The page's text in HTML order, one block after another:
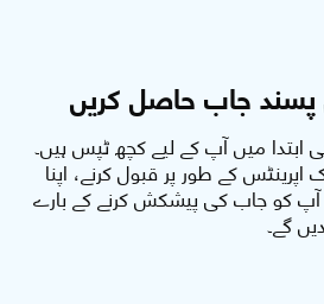
پسند جاب حاصل کریں
ابتدا میں آپ کے لیے کچھ ٹپس ہیں۔
اپرینٹس کے طور پر قبول کرنے، اپنا
آپ کو جاب کی پیشکش کرنے کے بارے
گے۔